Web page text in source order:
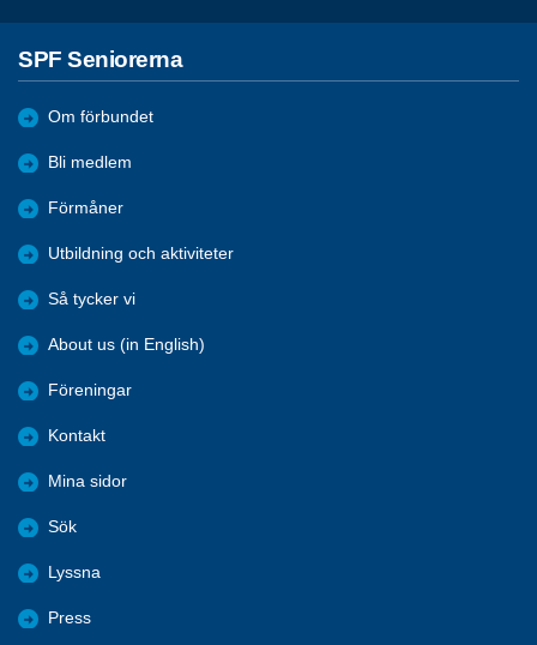
SPF Seniorerna
Om förbundet
Bli medlem
Förmåner
Utbildning och aktiviteter
Så tycker vi
About us (in English)
Föreningar
Kontakt
Mina sidor
Sök
Lyssna
Press